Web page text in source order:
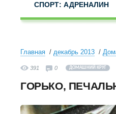
СПОРТ: АДРЕНАЛИН
Главная декабрь 2013
391 0 ДОМАШНИЙ КРУГ
ГОРЬКО,